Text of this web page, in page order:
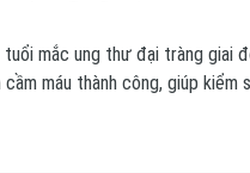
mắc ung thư đại tràng giai
máu thành công, giúp